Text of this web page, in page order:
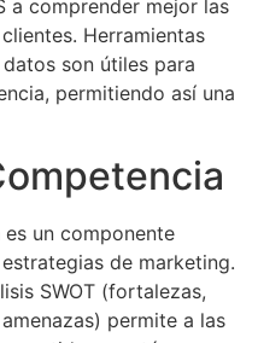
a comprender mejor las
Herramientas
son útiles para
permitiendo así una
es un componente
de marketing.
SWOT (fortalezas,
permite a las